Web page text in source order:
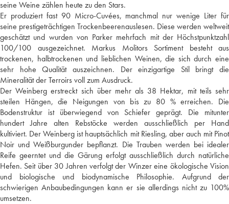
seine Weine zählen heute zu den Stars.
Er produziert fast 90 Micro-Cuvées, manchmal nur wenige Liter für
seine prestigeträchtigen Trockenbeerenauslesen. Diese werden weltweit
geschätzt und wurden von Parker mehrfach mit der Höchstpunktzahl
100/100 ausgezeichnet. Markus Molitors Sortiment besteht aus
trockenen, halbtrockenen und lieblichen Weinen, die sich durch eine
sehr hohe Qualität auszeichnen. Der einzigartige Stil bringt die
Mineralität der Terroirs voll zum Ausdruck.
Der Weinberg erstreckt sich über mehr als 38 Hektar, mit teils sehr
steilen Hängen, die Neigungen von bis zu 80 % erreichen. Die
Bodenstruktur ist überwiegend von Schiefer geprägt. Die mitunter
hundert Jahre alten Rebstöcke werden ausschließlich per Hand
kultiviert. Der Weinberg ist hauptsächlich mit Riesling, aber auch mit Pinot
Noir und Weißburgunder bepflanzt. Die Trauben werden bei idealer
Reife geerntet und die Gärung erfolgt ausschließlich durch natürliche
Hefen. Seit über 30 Jahren verfolgt der Winzer eine ökologische Vision
und biologische und biodynamische Philosophie. Aufgrund der
schwierigen Anbaubedingungen kann er sie allerdings nicht zu 100%
umsetzen.